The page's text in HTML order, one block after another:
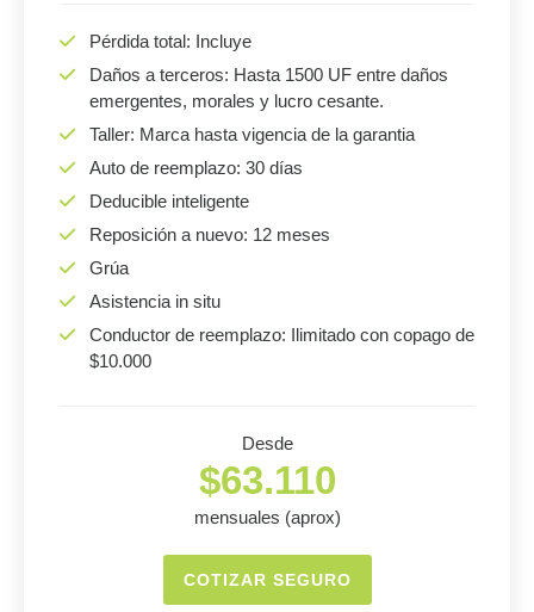
Pérdida total: Incluye
Daños a terceros: Hasta 1500 UF entre daños
emergentes, morales y lucro cesante.
Taller: Marca hasta vigencia de la garantia
Auto de reemplazo: 30 días
Deducible inteligente
Reposición a nuevo: 12 meses
Grúa
Asistencia in situ
Conductor de reemplazo: Ilimitado con copago de
$10.000
Desde
$63.110
mensuales (aprox)
COTIZAR SEGURO